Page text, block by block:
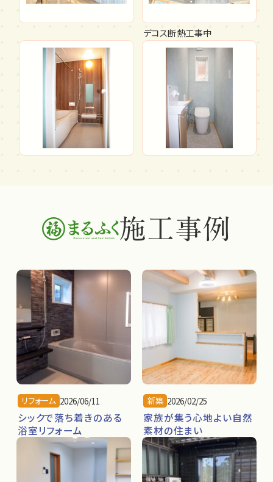
デコス断熱工事中
施工事例
リフォーム 2026/06/11
シックで落ち着きのある
浴室リフォーム
新築 2026/02/25
家族が集う心地よい自然
素材の住まい